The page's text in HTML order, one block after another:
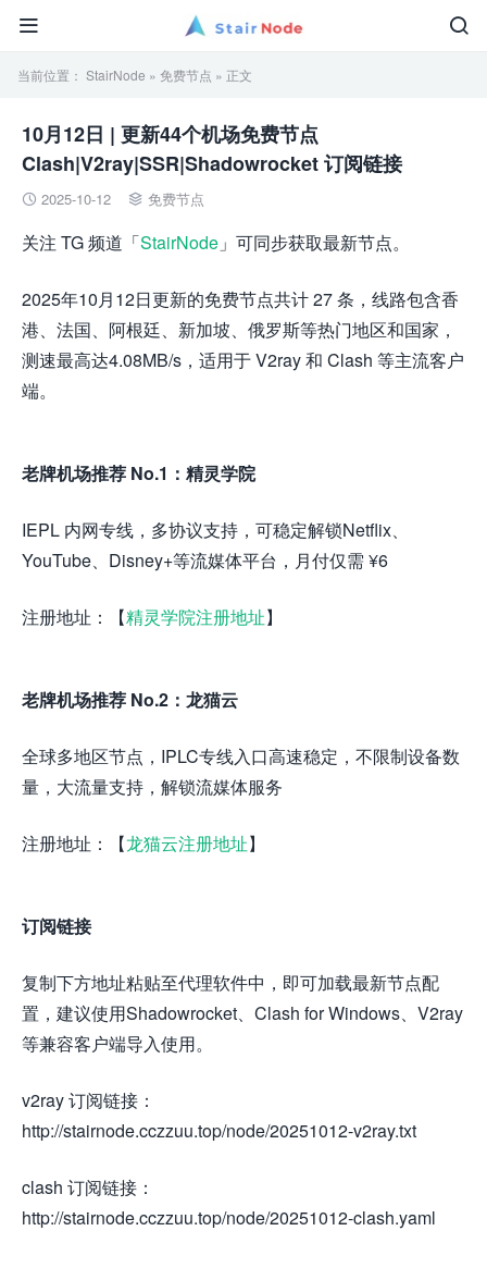


当前位置： StairNode » 免费节点 » 正文
10月12日 | 更新44个机场免费节点
Clash|V2ray|SSR|Shadowrocket 订阅链接
 2025-10-12  免费节点
关注 TG 频道「StairNode 」可同步获取最新节点。
2025年10月12日更新的免费节点共计 27 条，线路包含香
港、法国、阿根廷、新加坡、俄罗斯等热门地区和国家，
测速最高达4.08MB/s，适用于 V2ray 和 Clash 等主流客户
端。
老牌机场推荐 No.1：精灵学院
IEPL 内网专线，多协议支持，可稳定解锁Netflix、
YouTube、Disney+等流媒体平台，月付仅需 ¥6
注册地址：【精灵学院注册地址】
老牌机场推荐 No.2：龙猫云
全球多地区节点，IPLC专线入口高速稳定，不限制设备数
量，大流量支持，解锁流媒体服务
注册地址：【龙猫云注册地址】
订阅链接
复制下方地址粘贴至代理软件中，即可加载最新节点配
置，建议使用Shadowrocket、Clash for Windows、V2ray
等兼容客户端导入使用。
v2ray 订阅链接：
http://stairnode.cczzuu.top/node/20251012-v2ray.txt
clash 订阅链接：
http://stairnode.cczzuu.top/node/20251012-clash.yaml